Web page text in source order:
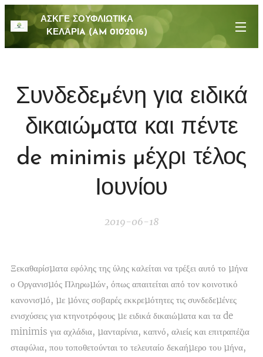
ΑΣΚΓΕ ΣΟΥΦΛΙΩΤΙΚΑ
ΚΕΛΑΡΙA (AM 0102016)
Συνδεδεµένη για ειδικά
δικαιώµατα και πέντε
de minimis µέχρι τέλος
Ιουνίου
2019-06-18
Ξεκαθαρίσµατα εφόλης της ύλης καλείται να τρέξει αυτό το µήνα
ο Οργανισµός Πληρωµών, όπως απαιτείται από τον κοινοτικό
κανονισµό, µε µόνες σοβαρές εκκρεµότητες τις συνδεδεµένες
ενισχύσεις για κτηνοτρόφους µε ειδικά δικαιώµατα και τα de
minimis για αχλάδια, µανταρίνια, καπνό, αλιείς και επιτραπέζια
σταφύλια, που τοποθετούνται το τελευταίο δεκαήµερο του µήνα,